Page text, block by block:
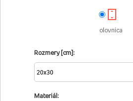
olovnica
Rozmery [cm]:
Materiál: